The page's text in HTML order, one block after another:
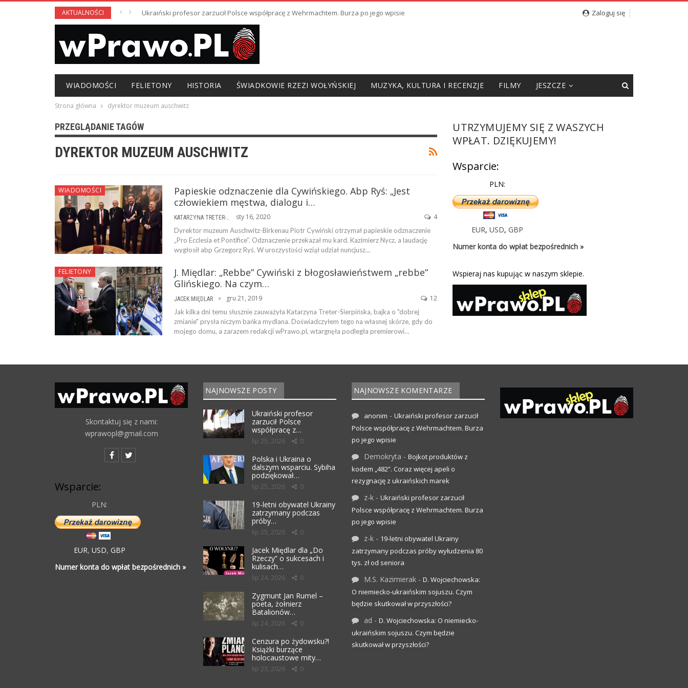
AKTUALNOŚCI Ukraiński profesor zarzucił Polsce współpracę z Wehrmachtem. Burza po jego wpisie Zaloguj się
WIADOMOŚCI FELIETONY HISTORIA ŚWIADKOWIE RZEZI WOŁYŃSKIEJ MUZYKA, KULTURA I RECENZJE FILMY JESZCZE
Strona główna dyrektor muzeum auschwitz
PRZEGLĄDANIE TAGÓW
DYREKTOR MUZEUM AUSCHWITZ
WIADOMOŚCI
Papieskie odznaczenie dla Cywińskiego. Abp Ryś: „Jest
człowiekiem męstwa, dialogu i…
sty 16, 2020 4
Dyrektor muzeum Auschwitz-Birkenau Piotr Cywiński otrzymał papieskie odznaczenie
„Pro Ecclesia et Pontifice”. Odznaczenie przekazał mu kard. Kazimierz Nycz, a laudację
wygłosił abp Grzegorz Ryś. W uroczystości wziął udział nuncjusz…
FELIETONY
J. Międlar: „Rebbe” Cywiński z błogosławieństwem „rebbe”
Glińskiego. Na czym…
JACEK MIĘDLAR gru 21, 2019 12
Jak kilka dni temu słusznie zauważyła Katarzyna Treter-Sierpińska, bajka o "dobrej
zmianie" prysła niczym bańka mydlana. Doświadczyłem tego na własnej skórze, gdy do
mojego domu, a zarazem redakcji wPrawo.pl, wtargnęła podległa premierowi…
UTRZYMUJEMY SIĘ Z WASZYCH
WPŁAT. DZIĘKUJEMY!
Wsparcie:
PLN:
EUR,USD,GBP
Numer konta do wpłat bezpośrednich »
Wspieraj nas kupując w naszym sklepie.
Skontaktuj się z nami:
wprawopl@gmail.com
Wsparcie:
PLN:
EUR, USD, GBP
Numer konta do wpłat bezpośrednich »
NAJNOWSZE POSTY
Ukraiński profesor
zarzucił Polsce
współpracę z…
lip 25, 2026 0
Polska i Ukraina o
dalszym wsparciu. Sybiha
podziękował…
lip 25, 2026 0
19-letni obywatel Ukrainy
zatrzymany podczas
próby…
lip 25, 2026 0
Jacek Międlar dla „Do
Rzeczy” o sukcesach i
kulisach…
lip 24, 2026 0
Zygmunt Jan Rumel –
poeta, żołnierz
Batalionów…
lip 24, 2026 0
Cenzura po żydowsku?!
Książki burzące
holocaustowe mity…
lip 23, 2026 0
NAJNOWSZE KOMENTARZE
anonim - Ukraiński profesor zarzucił
Polsce współpracę z Wehrmachtem. Burza
po jego wpisie
Demokryta - Bojkot produktów z
kodem „482”. Coraz więcej apeli o
rezygnację z ukraińskich marek
z-k - Ukraiński profesor zarzucił
Polsce współpracę z Wehrmachtem. Burza
po jego wpisie
z-k - 19-letni obywatel Ukrainy
zatrzymany podczas próby wyłudzenia 80
tys. zł od seniora
M.S. Kazimierak - D. Wojciechowska:
O niemiecko-ukraińskim sojuszu. Czym
będzie skutkował w przyszłości?
ad - D. Wojciechowska: O niemiecko-
ukraińskim sojuszu. Czym będzie
skutkował w przyszłości?